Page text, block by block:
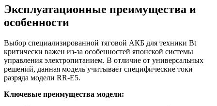
Эксплуатационные преимущества и
особенности
Выбор специализированной тяговой АКБ для техники Bt
критически важен из-за особенностей японской системы
управления электропитанием. В отличие от универсальных
решений, данная модель учитывает специфические токи
разряда модели RR-E5.
Ключевые преимущества модели: